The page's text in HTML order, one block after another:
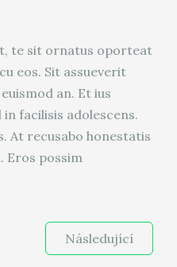
te sit ornatus oporteat
eos. Sit assueverit
an. Et ius
facilisis adolescens.
At recusabo honestatis
Eros possim
Následující